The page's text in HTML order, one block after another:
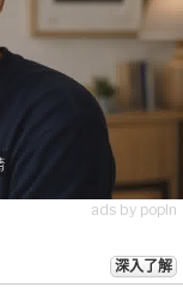
ads by popIn
深入了解